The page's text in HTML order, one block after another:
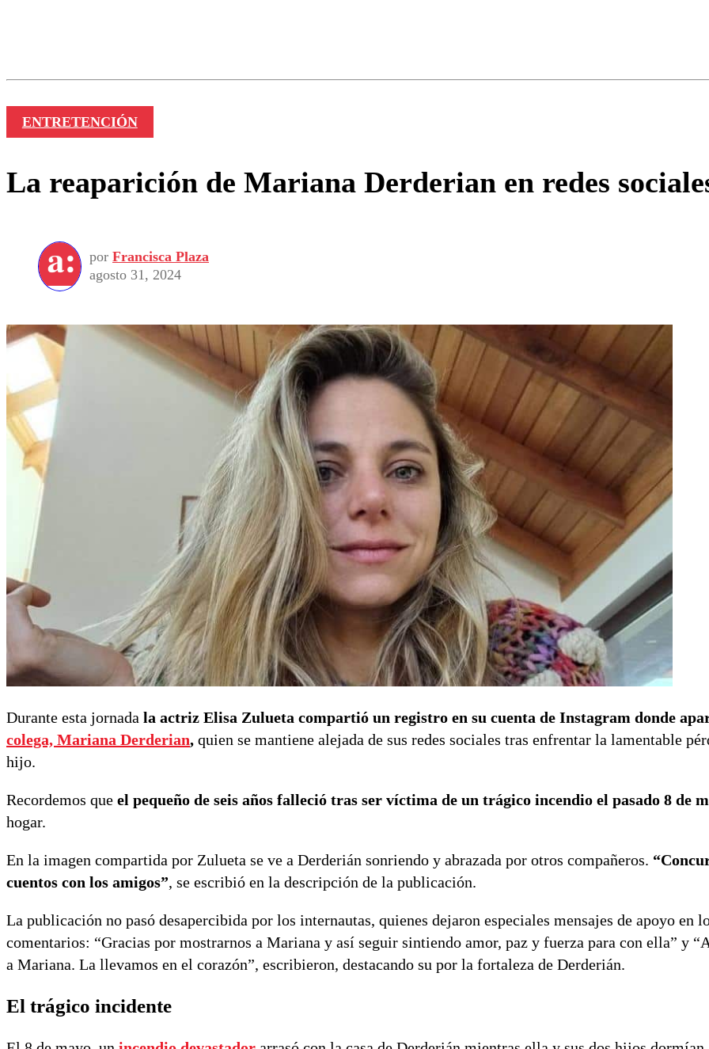
ENTRETENCIÓN
La reaparición de Mariana Derderian en redes
por Francisca Plaza
agosto 31, 2024
Durante esta jornada la actriz Elisa Zulueta compartió un registro en su cuenta de Instagram donde
colega, Mariana Derderian, quien se mantiene alejada de sus redes sociales tras enfrentar la lamentable
hijo.
Recordemos que el pequeño de seis años falleció tras ser víctima de un trágico incendio el pasado 8 de
hogar.
En la imagen compartida por Zulueta se ve a Derderián sonriendo y abrazada por otros compañeros.
cuentos con los amigos”, se escribió en la descripción de la publicación.
La publicación no pasó desapercibida por los internautas, quienes dejaron especiales mensajes de apoyo en
comentarios: “Gracias por mostrarnos a Mariana y así seguir sintiendo amor, paz y fuerza para con ella” y
a Mariana. La llevamos en el corazón”, escribieron, destacando su por la fortaleza de Derderián.
El trágico incidente